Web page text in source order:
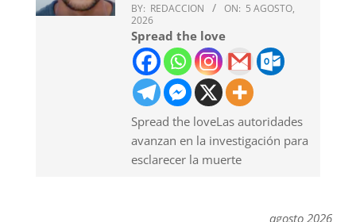
BY: REDACCION ON: 5 AGOSTO,
2026
Spread the love
Spread the loveLas autoridades
avanzan en la investigación para
esclarecer la muerte
agosto 2026